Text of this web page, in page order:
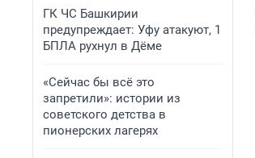
ГК ЧС Башкирии
предупреждает: Уфу атакуют, 1
БПЛА рухнул в Дёме
«Сейчас бы всё это
запретили»: истории из
советского детства в
пионерских лагерях